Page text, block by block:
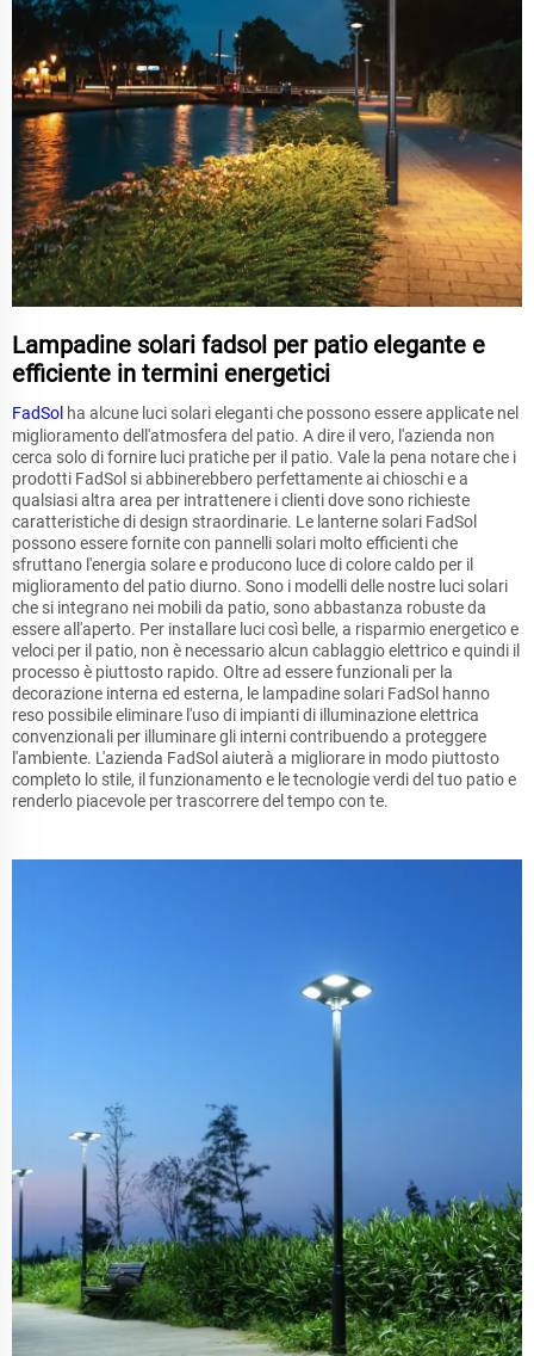
Lampadine solari fadsol per patio elegante e
efficiente in termini energetici
FadSol ha alcune luci solari eleganti che possono essere applicate nel
miglioramento dell'atmosfera del patio. A dire il vero, l'azienda non
cerca solo di fornire luci pratiche per il patio. Vale la pena notare che i
prodotti FadSol si abbinerebbero perfettamente ai chioschi e a
qualsiasi altra area per intrattenere i clienti dove sono richieste
caratteristiche di design straordinarie. Le lanterne solari FadSol
possono essere fornite con pannelli solari molto efficienti che
sfruttano l'energia solare e producono luce di colore caldo per il
miglioramento del patio diurno. Sono i modelli delle nostre luci solari
che si integrano nei mobili da patio, sono abbastanza robuste da
essere all'aperto. Per installare luci così belle, a risparmio energetico e
veloci per il patio, non è necessario alcun cablaggio elettrico e quindi il
processo è piuttosto rapido. Oltre ad essere funzionali per la
decorazione interna ed esterna, le lampadine solari FadSol hanno
reso possibile eliminare l'uso di impianti di illuminazione elettrica
convenzionali per illuminare gli interni contribuendo a proteggere
l'ambiente. L'azienda FadSol aiuterà a migliorare in modo piuttosto
completo lo stile, il funzionamento e le tecnologie verdi del tuo patio e
renderlo piacevole per trascorrere del tempo con te.